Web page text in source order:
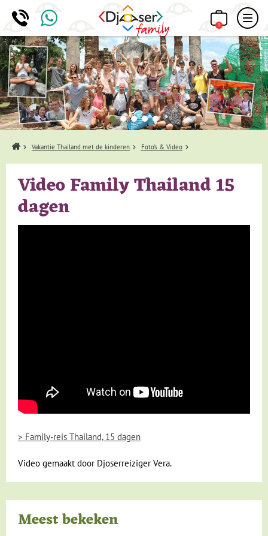
0
Home Vakantie Thailand met de kinderen Foto's & Video
Video Family Thailand 15
dagen
> Family-reis Thailand, 15 dagen
Video gemaakt door Djoserreiziger Vera.
Meest bekeken